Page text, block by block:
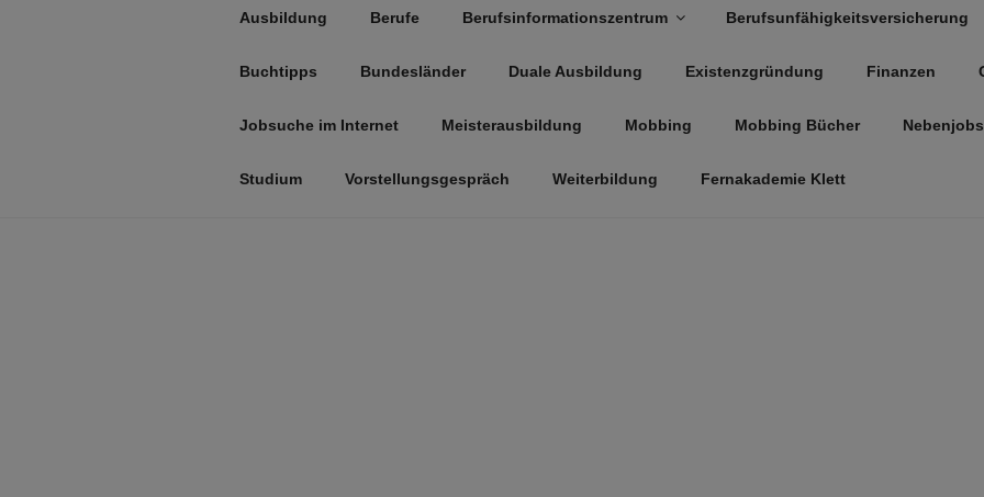
Ausbildung Berufe Berufsinformationszentrum Berufsunfähigkeitsversicherung
Buchtipps Bundesländer Duale Ausbildung Existenzgründung Finanzen
Jobsuche im Internet Meisterausbildung Mobbing Mobbing Bücher Nebenjobs
Studium Vorstellungsgespräch Weiterbildung Fernakademie Klett